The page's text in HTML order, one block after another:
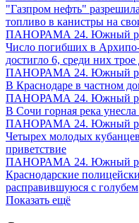
"Газпром нефть"
топливо в канистры на
ПАНОРАМА 24. Южный
Число погибших в
достигло 6, среди них трое
ПАНОРАМА 24. Южный
В Краснодаре в частном
ПАНОРАМА 24. Южный
В Сочи горная река
ПАНОРАМА 24. Южный
Четырех молодых
приветствие
ПАНОРАМА 24. Южный
Краснодарские
расправившуюся с голубем
Показать ещё